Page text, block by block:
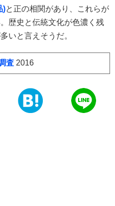
)と正の相関があり、これらが
歴史と伝統文化が色濃く残
いと言えそうだ。
査 2016